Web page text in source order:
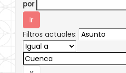
por
Filtros actuales: